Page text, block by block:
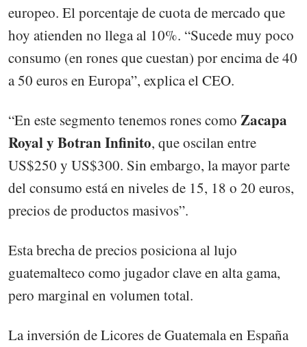
europeo. El porcentaje de cuota de mercado que
hoy atienden no llega al 10%. “Sucede muy poco
consumo (en rones que cuestan) por encima de 40
a 50 euros en Europa”, explica el CEO.
“En este segmento tenemos rones como Zacapa
Royal y Botran Infinito, que oscilan entre
US$250 y US$300. Sin embargo, la mayor parte
del consumo está en niveles de 15, 18 o 20 euros,
precios de productos masivos”.
Esta brecha de precios posiciona al lujo
guatemalteco como jugador clave en alta gama,
pero marginal en volumen total.
La inversión de Licores de Guatemala en España